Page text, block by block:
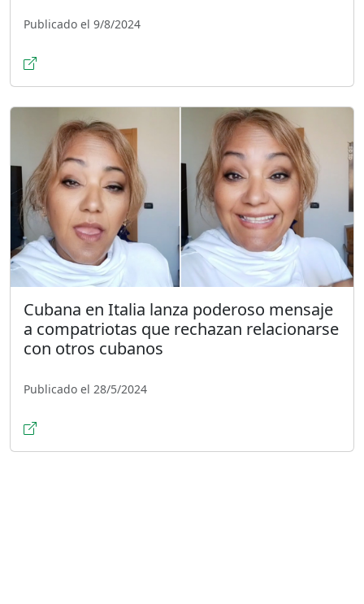
Publicado el 9/8/2024
Cubana en Italia lanza poderoso mensaje
a compatriotas que rechazan relacionarse
con otros cubanos
Publicado el 28/5/2024